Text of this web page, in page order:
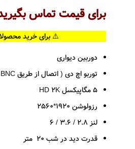
برای قیمت تماس
⚠️ برای خرید
دوربین دیواری
توربو اچ دی ( اتصال از طریق BNC )
5 مگاپیکسل HD 2K
رزولوشن 1920*2560
لنز 2.8 / 3.6 / 6
قدرت دید در شب 20 متر